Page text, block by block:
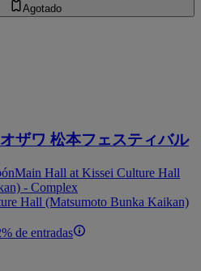
Agotado
ザワ 松本フェスティバル
Main Hall at Kissei Culture Hall
- Complex
Hall (Matsumoto Bunka Kaikan)
de entradas